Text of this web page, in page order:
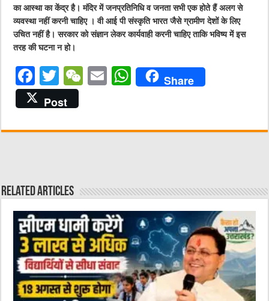
का आस्था का केंद्र है। मंदिर में जनप्रतिनिधि व जनता सभी एक होते हैं अलग से
व्यवस्था नहीं करनी चाहिए । वी आई पी संस्कृति भारत जैसे ग्रामीण देशों के लिए
उचित नहीं है। सरकार को संज्ञान लेकर कार्यवाही करनी चाहिए ताकि भविष्य में इस
तरह की घटना न हो।
F
a
c
e
o
k
T
w
it
te
W
h
E
l
W
s
p
Share
Post
Related Articles